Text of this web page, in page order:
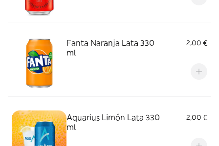
Fanta Naranja Lata 330
ml
2,00 €
Aquarius Limón Lata 330
ml
2,00 €